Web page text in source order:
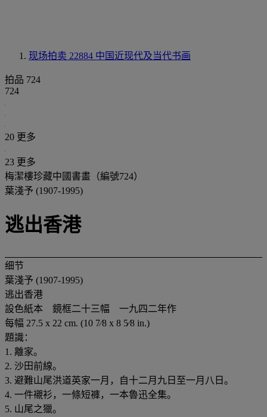
现场拍卖 22884 中国近现代及当代书画
拍品 724
724
20 更多
23 更多
梅潔樓珍藏中國書畫（編號724）
葉淺予 (1907-1995)
逃出香港
细节
葉淺予 (1907-1995)
逃出香港
設色紙本 鏡框二十三幅 一九四二年作
每幅 27.5 x 22 cm. (10 7⁄8 x 8 5⁄8 in.)
題識：
1. 離家。
2. 沙田前線。
3. 避難山尾洪道英家一月，自十二月九日至一月八日。
4. 一件襯衫，一條短褲，一本魯迅全集。
5. 山尾之獵。